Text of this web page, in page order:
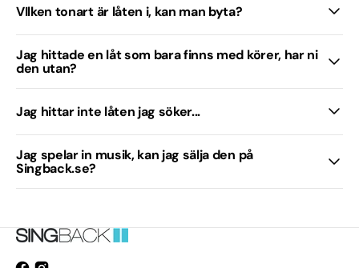
VIlken tonart är låten i, kan man byta?
Jag hittade en låt som bara finns med körer, har ni
den utan?
Jag hittar inte låten jag söker...
Jag spelar in musik, kan jag sälja den på
Singback.se?